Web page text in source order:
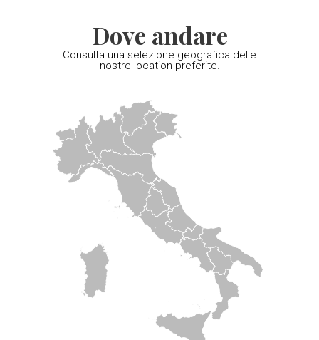
Dove andare
Consulta una selezione geografica delle
nostre location preferite.